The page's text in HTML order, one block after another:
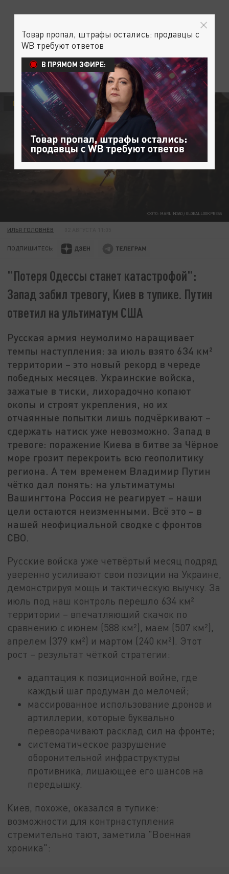
ФОТО: MARLIN360 / GLOBALLOOKPRESS
СВОДКИ С ФРОНТА
ИЛЬЯ ГОЛОВНЁВ
ПОДПИШИТЕСЬ:
"Потеря Одессы станет катастрофой":
Запад забил тревогу, Киев в тупике. Путин
ответил на ультиматум США
Русская армия неумолимо наращивает
темпы наступления: за июль взято 634 км²
территории – это новый рекорд в череде
победных месяцев. Украинские войска,
зажатые в тиски, лихорадочно копают
окопы и строят укрепления, но их
отчаянные попытки лишь подчёркивают –
сдержать натиск уже невозможно. Запад в
тревоге: поражение Киева в битве за Чёрное
море грозит перекроить всю геополитику
региона. А тем временем Владимир Путин
чётко дал понять: на ультиматумы
Вашингтона Россия не реагирует – наши
цели остаются неизменными. Всё это – в
нашей неофициальной сводке с фронтов
СВО.
Русские войска уже четвёртый месяц подряд
уверенно усиливают свои позиции на Украине,
демонстрируя мощь и тактическую выучку. За
июль под наш контроль перешло 634 км²
территории – впечатляющий скачок по
сравнению с июнем (588 км²), маем (507 км²),
апрелем (379 км²) и мартом (240 км²). Этот
рост – результат чёткой стратегии:
адаптация к позиционной войне, где
каждый шаг продуман до мелочей;
массированное использование дронов и
артиллерии, которые буквально
переворачивают расклад сил на фронте;
систематическое разрушение
оборонительной инфраструктуры
противника, лишающее его шансов на
передышку.
Киев, похоже, оказался в тупике:
возможности для контрнаступления
стремительно тают, заметила "Военная
хроника":
Товар пропал, штрафы остались: продавцы с
WB требуют ответов
В ПРЯМОМ ЭФИРЕ: